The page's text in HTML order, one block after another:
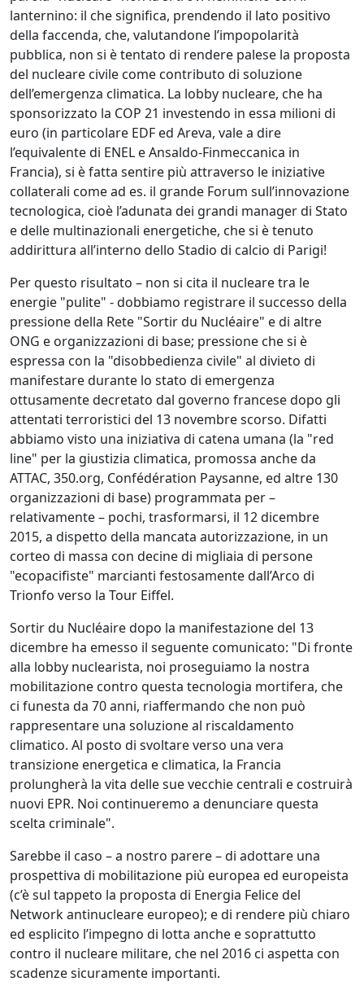
lanternino: il che significa, prendendo il lato positivo
della faccenda, che, valutandone l’impopolarità
pubblica, non si è tentato di rendere palese la proposta
del nucleare civile come contributo di soluzione
dell’emergenza climatica. La lobby nucleare, che ha
sponsorizzato la COP 21 investendo in essa milioni di
euro (in particolare EDF ed Areva, vale a dire
l’equivalente di ENEL e Ansaldo-Finmeccanica in
Francia), si è fatta sentire più attraverso le iniziative
collaterali come ad es. il grande Forum sull’innovazione
tecnologica, cioè l’adunata dei grandi manager di Stato
e delle multinazionali energetiche, che si è tenuto
addirittura all’interno dello Stadio di calcio di Parigi!
Per questo risultato – non si cita il nucleare tra le
energie "pulite" - dobbiamo registrare il successo della
pressione della Rete "Sortir du Nucléaire" e di altre
ONG e organizzazioni di base; pressione che si è
espressa con la "disobbedienza civile" al divieto di
manifestare durante lo stato di emergenza
ottusamente decretato dal governo francese dopo gli
attentati terroristici del 13 novembre scorso. Difatti
abbiamo visto una iniziativa di catena umana (la "red
line" per la giustizia climatica, promossa anche da
ATTAC, 350.org, Confédération Paysanne, ed altre 130
organizzazioni di base) programmata per –
relativamente – pochi, trasformarsi, il 12 dicembre
2015, a dispetto della mancata autorizzazione, in un
corteo di massa con decine di migliaia di persone
"ecopacifiste" marcianti festosamente dall’Arco di
Trionfo verso la Tour Eiffel.
Sortir du Nucléaire dopo la manifestazione del 13
dicembre ha emesso il seguente comunicato: "Di fronte
alla lobby nuclearista, noi proseguiamo la nostra
mobilitazione contro questa tecnologia mortifera, che
ci funesta da 70 anni, riaffermando che non può
rappresentare una soluzione al riscaldamento
climatico. Al posto di svoltare verso una vera
transizione energetica e climatica, la Francia
prolungherà la vita delle sue vecchie centrali e costruirà
nuovi EPR. Noi continueremo a denunciare questa
scelta criminale".
Sarebbe il caso – a nostro parere – di adottare una
prospettiva di mobilitazione più europea ed europeista
(c’è sul tappeto la proposta di Energia Felice del
Network antinucleare europeo); e di rendere più chiaro
ed esplicito l’impegno di lotta anche e soprattutto
contro il nucleare militare, che nel 2016 ci aspetta con
scadenze sicuramente importanti.